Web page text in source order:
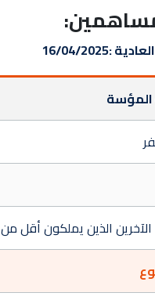
:
16/04/2025
الذين يملكون أقل من 5٪